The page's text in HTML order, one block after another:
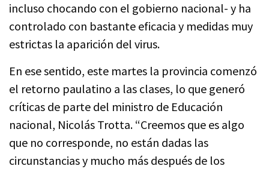
incluso chocando con el gobierno nacional- y ha
controlado con bastante eficacia y medidas muy
estrictas la aparición del virus.
En ese sentido, este martes la provincia comenzó
el retorno paulatino a las clases, lo que generó
críticas de parte del ministro de Educación
nacional, Nicolás Trotta. “Creemos que es algo
que no corresponde, no están dadas las
circunstancias y mucho más después de los